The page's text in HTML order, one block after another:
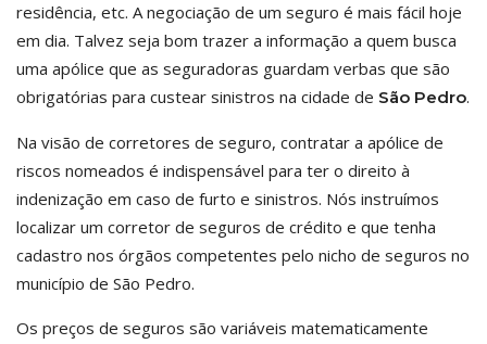
residência, etc. A negociação de um seguro é mais fácil hoje
em dia. Talvez seja bom trazer a informação a quem busca
uma apólice que as seguradoras guardam verbas que são
obrigatórias para custear sinistros na cidade de São Pedro.
Na visão de corretores de seguro, contratar a apólice de
riscos nomeados é indispensável para ter o direito à
indenização em caso de furto e sinistros. Nós instruímos
localizar um corretor de seguros de crédito e que tenha
cadastro nos órgãos competentes pelo nicho de seguros no
município de São Pedro.
Os preços de seguros são variáveis matematicamente